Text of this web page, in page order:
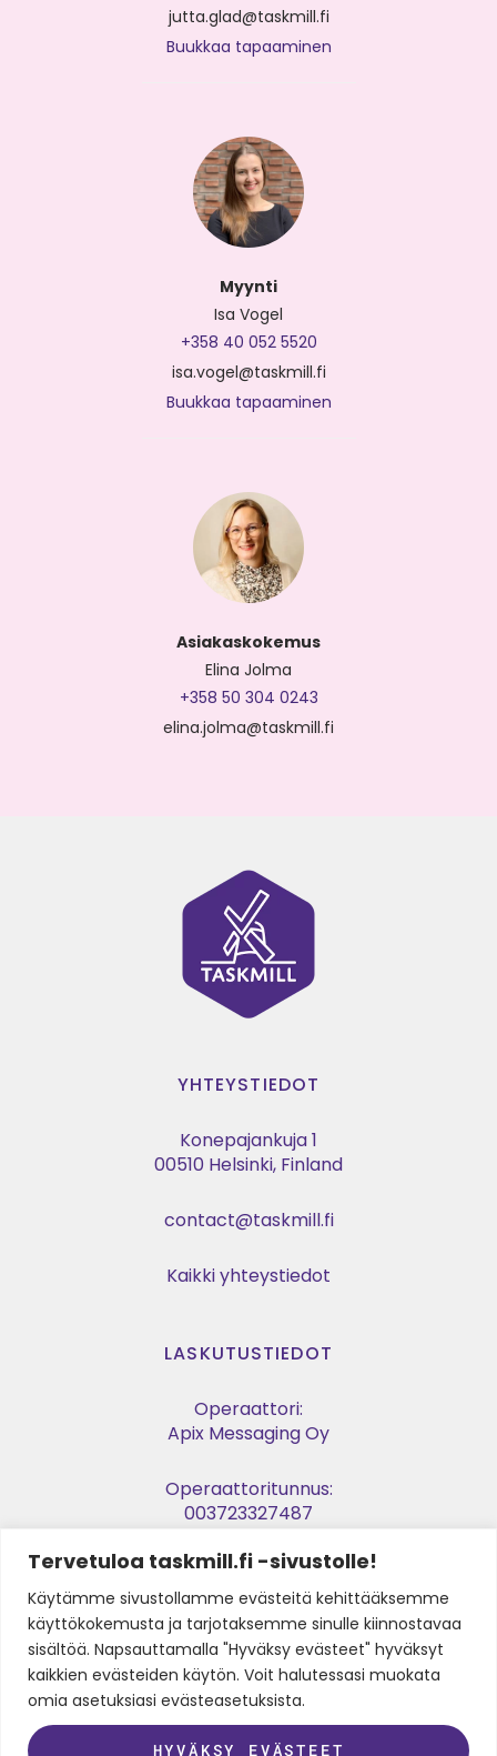
Tervetuloa taskmill.fi -sivustolle!
Käytämme sivustollamme evästeitä kehittääksemme
käyttökokemusta ja tarjotaksemme sinulle kiinnostavaa
sisältöä. Napsauttamalla "Hyväksy evästeet" hyväksyt
kaikkien evästeiden käytön. Voit halutessasi muokata
omia asetuksiasi evästeasetuksista.
HYVÄKSY EVÄSTEET
jutta.glad@taskmill.fi
Buukkaa tapaaminen
Myynti
Isa Vogel
+358 40 052 5520
isa.vogel@taskmill.fi
Buukkaa tapaaminen
Asiakaskokemus
Elina Jolma
+358 50 304 0243
elina.jolma@taskmill.fi
YHTEYSTIEDOT
Konepajankuja 1
00510 Helsinki, Finland
contact@taskmill.fi
Kaikki yhteystiedot
LASKUTUSTIEDOT
Operaattori:
Apix Messaging Oy
Operaattoritunnus:
003723327487
Verkkolaskuosoite:
003729053974
Y-tunnus:
2905397-4